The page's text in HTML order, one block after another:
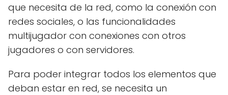
que necesita de la red, como la conexión con
redes sociales, o las funcionalidades
multijugador con conexiones con otros
jugadores o con servidores.
Para poder integrar todos los elementos que
deban estar en red, se necesita un